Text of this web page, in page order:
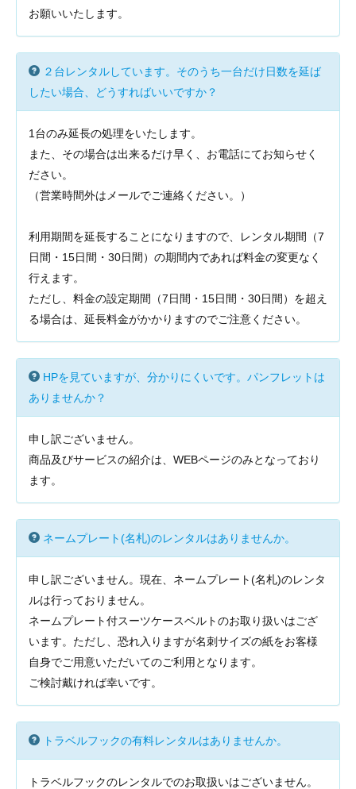
お願いいたします。
２台レンタルしています。そのうち一台だけ日数を延ば
したい場合、どうすればいいですか？
1台のみ延長の処理をいたします。
また、その場合は出来るだけ早く、お電話にてお知らせく
ださい。
（営業時間外はメールでご連絡ください。）
利用期間を延長することになりますので、レンタル期間（7
日間・15日間・30日間）の期間内であれば料金の変更なく
行えます。
ただし、料金の設定期間（7日間・15日間・30日間）を超え
る場合は、延長料金がかかりますのでご注意ください。
HPを見ていますが、分かりにくいです。パンフレットは
ありませんか？
申し訳ございません。
商品及びサービスの紹介は、WEBページのみとなっており
ます。
ネームプレート(名札)のレンタルはありませんか。
申し訳ございません。現在、ネームプレート(名札)のレンタ
ルは行っておりません。
ネームプレート付スーツケースベルトのお取り扱いはござ
います。ただし、恐れ入りますが名刺サイズの紙をお客様
自身でご用意いただいてのご利用となります。
ご検討戴ければ幸いです。
トラベルフックの有料レンタルはありませんか。
トラベルフックのレンタルでのお取扱いはございません。